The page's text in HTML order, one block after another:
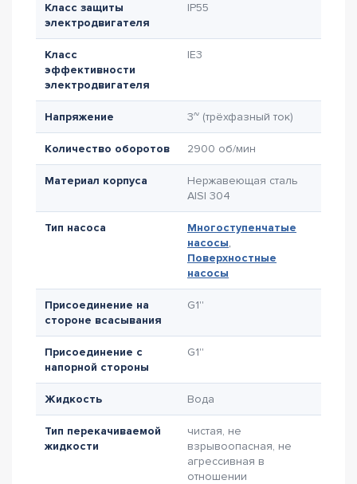
Класс защиты
электродвигателя
IP55
Класс
эффективности
электродвигателя
IE3
Напряжение 3~ (трёхфазный ток)
Количество оборотов 2900 об/мин
Материал корпуса
Нержавеющая сталь
AISI 304
Тип насоса
Многоступенчатые
насосы,
Поверхностные
насосы
Присоединение на
стороне всасывания
G1''
Присоединение с
напорной стороны
G1''
Жидкость Вода
Тип перекачиваемой
жидкости
чистая, не
взрывоопасная, не
агрессивная в
отношении